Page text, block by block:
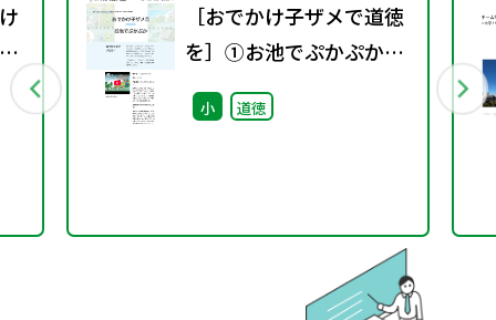
［おでかけ子ザメで道徳
を］①お池でぷかぷか教
材+指導案
小 道徳